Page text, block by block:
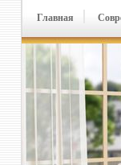
Главная